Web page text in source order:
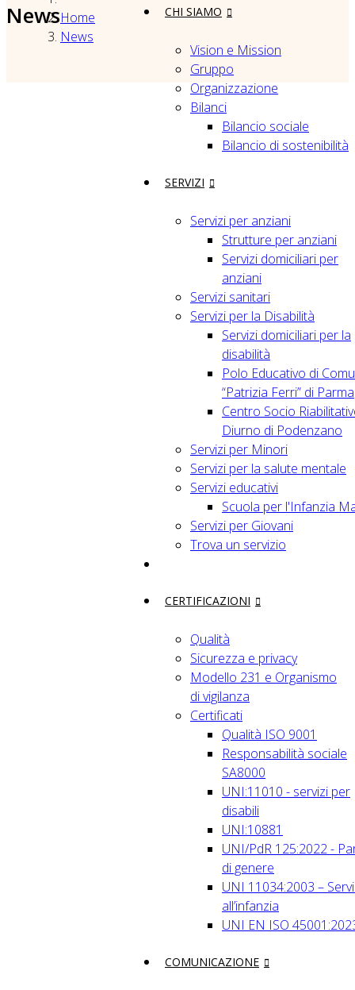
CHI SIAMO
Vision e Mission
Gruppo
Organizzazione
Bilanci
Bilancio sociale
Bilancio di sostenibilità
SERVIZI
Servizi per anziani
Strutture per anziani
Servizi domiciliari per
anziani
Servizi sanitari
Servizi per la Disabilità
Servizi domiciliari per la
disabilità
Polo Educativo di
“Patrizia Ferri” di Parma
Centro Socio
Diurno di Podenzano
Servizi per Minori
Servizi per la salute mentale
Servizi educativi
Scuola per l'Infanzia
Servizi per Giovani
Trova un servizio
CERTIFICAZIONI
Qualità
Sicurezza e privacy
Modello 231 e Organismo
di vigilanza
Certificati
Qualità ISO 9001
Responsabilità sociale
SA8000
UNI:11010 - servizi per
disabili
UNI:10881
UNI/PdR 125:2022 -
di genere
UNI 11034:2003 –
all’infanzia
UNI EN ISO
COMUNICAZIONE
NewsHome
News